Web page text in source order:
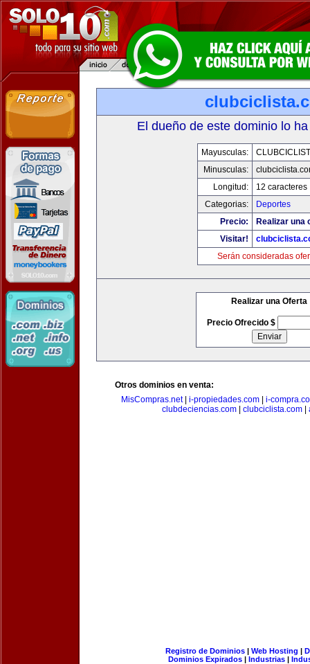
El dueño de este dominio lo
Mayusculas:
Minusculas:
Longitud:
12 caracteres
Categorias:
Deportes
Precio:
Realizar una
Visitar!
Serán consideradas
Realizar una Oferta
Precio Ofrecido $
Otros dominios en venta:
MisCompras.net| i-propiedades.com| i-
clubdeciencias.com
clubciclista.com
Registro de Dominios| Web Hosting |
Dominios Expirados | Industrias |